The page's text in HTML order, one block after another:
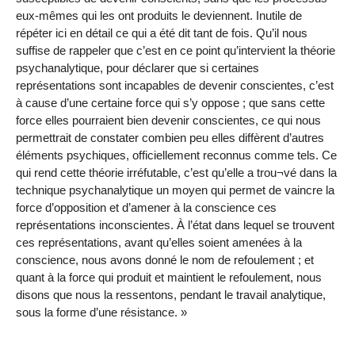
eux-mêmes qui les ont produits le deviennent. Inutile de
répéter ici en détail ce qui a été dit tant de fois. Qu’il nous
suffise de rappeler que c’est en ce point qu’intervient la théorie
psychanalytique, pour déclarer que si certaines
représentations sont incapables de devenir conscientes, c’est
à cause d’une certaine force qui s’y oppose ; que sans cette
force elles pourraient bien devenir conscientes, ce qui nous
permettrait de constater combien peu elles diffèrent d’autres
éléments psychiques, officiellement reconnus comme tels. Ce
qui rend cette théorie irréfutable, c’est qu’elle a trou¬vé dans la
technique psychanalytique un moyen qui permet de vaincre la
force d’opposition et d’amener à la conscience ces
représentations inconscientes. À l’état dans lequel se trouvent
ces représentations, avant qu’elles soient amenées à la
conscience, nous avons donné le nom de refoulement ; et
quant à la force qui produit et maintient le refoulement, nous
disons que nous la ressentons, pendant le travail analytique,
sous la forme d’une résistance. »